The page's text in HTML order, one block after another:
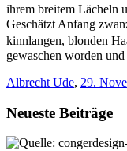
ihrem breitem
Geschätzt Anfang
kinnlangen, blonden
gewaschen worden
Albrecht Ude, 29.
Neueste Beiträge